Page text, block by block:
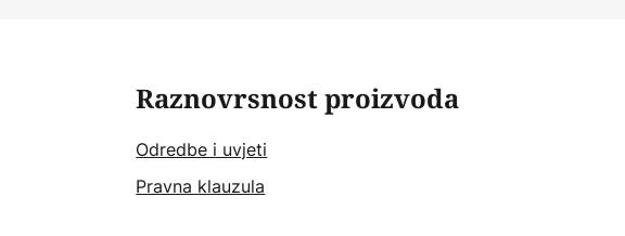
Raznovrsnost proizvoda
Odredbe i uvjeti
Pravna klauzula